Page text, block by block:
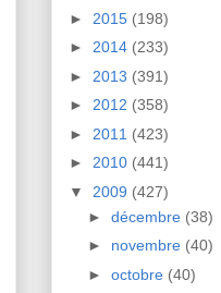
► 2015 (198)
► 2014 (233)
► 2013 (391)
► 2012 (358)
► 2011 (423)
► 2010 (441)
▼ 2009 (427)
► décembre (38)
► novembre (40)
► octobre (40)